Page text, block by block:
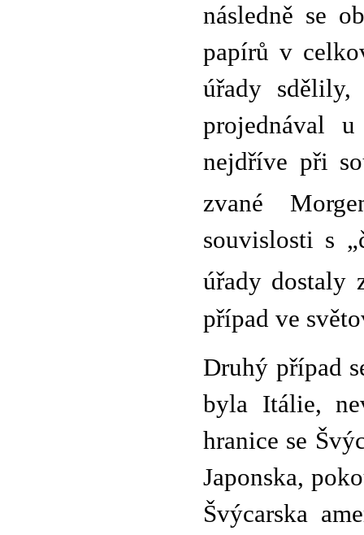
následně se
papírů v
úřady
projednával
nejdříve při
zvané
souvislosti s
úřady dostaly
případ ve
Druhý případ
byla Itálie,
hranice se
Japonska,
Švýcarska